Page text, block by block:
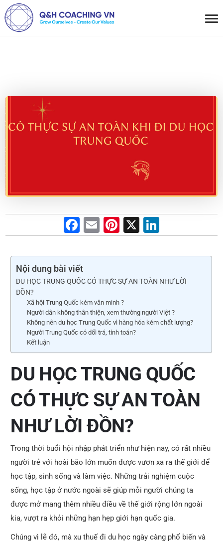
F
a
c
b
o
o
k
E
m
ai
Pi
nt
er
st
X
n
k
dI
n
Nội dung bài viết
DU HỌC TRUNG QUỐC CÓ THỰC SỰ AN TOÀN NHƯ LỜI
ĐỒN?
Xã hội Trung Quốc kém văn minh ?
Người dân không thân thiện, xem thường người Việt ?
Không nên du học Trung Quốc vì hàng hóa kém chất lượng?
Người Trung Quốc có dối trá, tính toán?
Kết luận
DU HỌC TRUNG QUỐC
CÓ THỰC SỰ AN TOÀN
NHƯ LỜI ĐỒN?
Trong thời buổi hội nhập phát triển như hiện nay, có rất nhiều
người trẻ với hoài bão lớn muốn được vươn xa ra thế giới để
học tập, sinh sống và làm việc. Những trải nghiệm cuộc
sống, học tập ở nước ngoài sẽ giúp mỗi người chúng ta
được mở mang thêm nhiều điều về thế giới rộng lớn ngoài
kia, vượt ra khỏi những hạn hẹp giới hạn quốc gia.
Chúng vì lẽ đó, mà xu thuế đi du học ngày càng phổ biến và